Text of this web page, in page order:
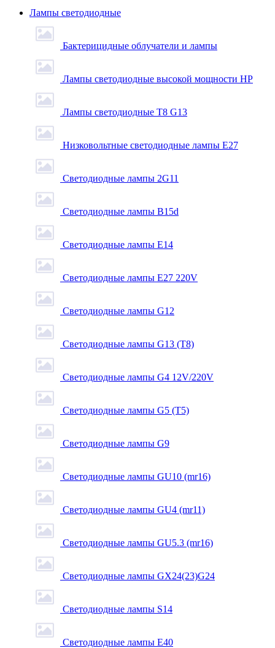
Лампы светодиодные
Бактерицидные облучатели и лампы
Лампы светодиодные высокой мощности HP
Лампы светодиодные Т8 G13
Низковольтные светодиодные лампы E27
Светодиодные лампы 2G11
Светодиодные лампы B15d
Светодиодные лампы E14
Светодиодные лампы E27 220V
Светодиодные лампы G12
Светодиодные лампы G13 (T8)
Светодиодные лампы G4 12V/220V
Светодиодные лампы G5 (T5)
Светодиодные лампы G9
Светодиодные лампы GU10 (mr16)
Светодиодные лампы GU4 (mr11)
Светодиодные лампы GU5.3 (mr16)
Светодиодные лампы GX24(23)G24
Светодиодные лампы S14
Светодиодные лампы Е40